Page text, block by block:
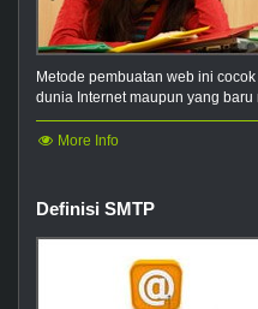
Metode pembuatan web ini
dunia Internet maupun yang baru
More Info
Definisi SMTP